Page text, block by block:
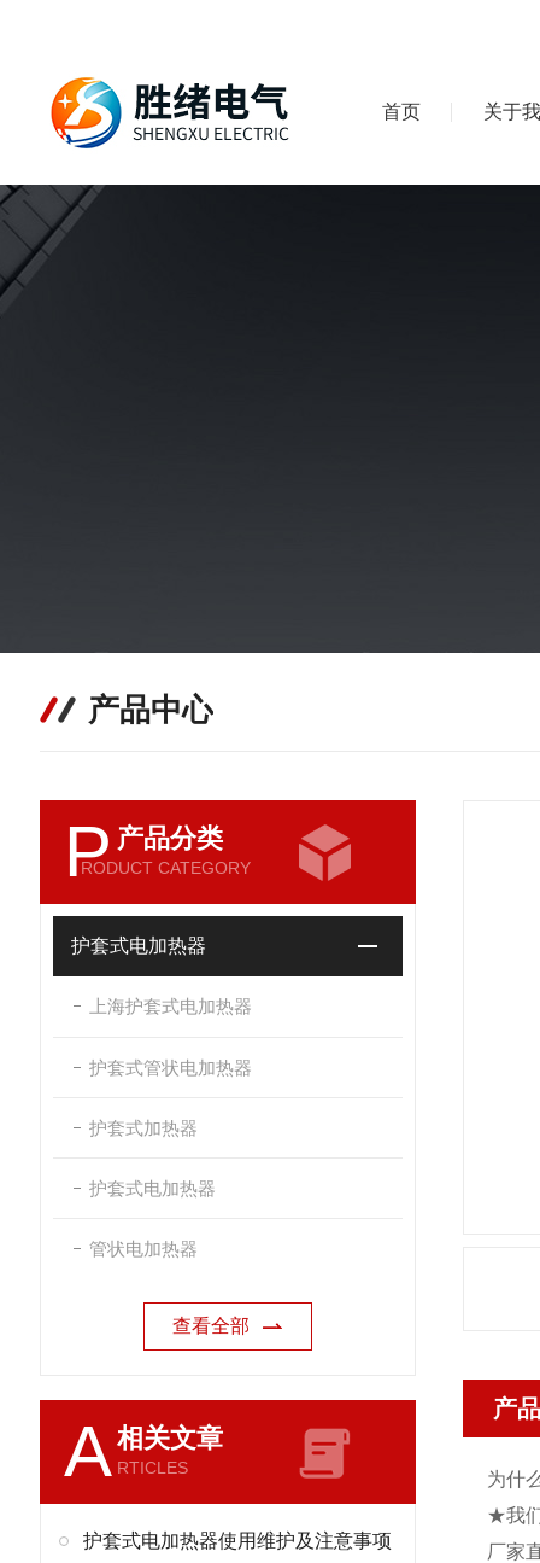
首页 关于
产品中心
P 产品分类
RODUCT CATEGORY
护套式电加热器
上海护套式电加热器
护套式管状电加热器
护套式加热器
护套式电加热器
管状电加热器
查看全部
A相关文章
RTICLES
护套式电加热器使用维护及注意事项
产
为什
★我
厂家